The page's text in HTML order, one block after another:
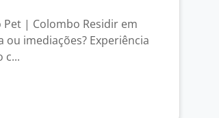
| Colombo Residir em
ou imediações? Experiência
c...